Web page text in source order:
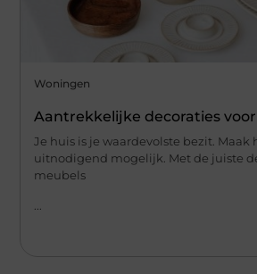
Woningen
Aantrekkelijke decoraties
Je huis is je waardevolste bezit. Maak
uitnodigend mogelijk. Met de juiste
meubels